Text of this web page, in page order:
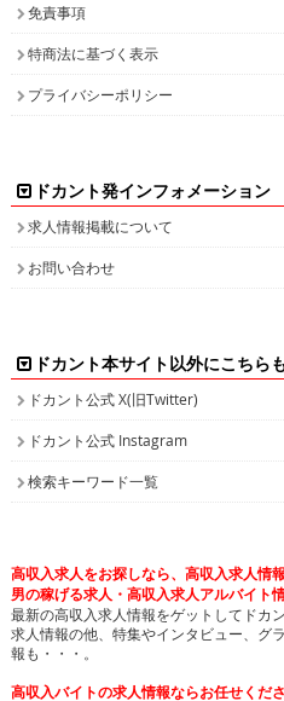
免責事項
特商法に基づく表示
プライバシーポリシー
ドカント発インフォメーション
求人情報掲載について
お問い合わせ
ドカント本サイト以外にこちら
ドカント公式 X(旧Twitter)
ドカント公式 Instagram
検索キーワード一覧
高収入求人をお探しなら、高収入求人情
男の稼げる求人・高収入求人アルバイト
最新の高収入求人情報をゲットしてドカン
求人情報の他、特集やインタビュー、グ
報も・・・。
高収入バイトの求人情報ならお任せくだ